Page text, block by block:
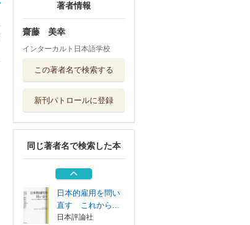
著者情報
齋藤 美幸
インターカルト日本語学校
この著者名で検索する
新刊パトロールに登録
同じ著者名で検索した本
食生活で見直す...
ＪＬＰＴ Ｎ４日
ジャパンタイム...
ＪＬＰＴ Ｎ５日
本語能力試験ベ...
ジャパンタイム...
日本的雇用を問い
直す これから...
日本評論社